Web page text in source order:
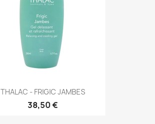
THALAC - FRIGIC JAMBES
38,50 €